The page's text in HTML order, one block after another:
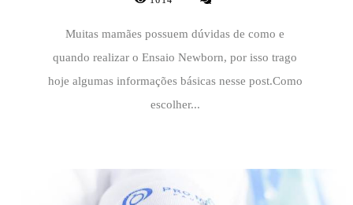
Muitas mamães possuem dúvidas de como e
quando realizar o Ensaio Newborn, por isso trago
hoje algumas informações básicas nesse post.Como
escolher...